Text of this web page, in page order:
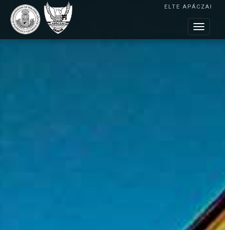
ELTE APÁCZAI